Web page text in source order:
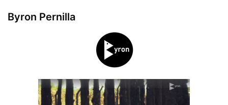
Byron Pernilla